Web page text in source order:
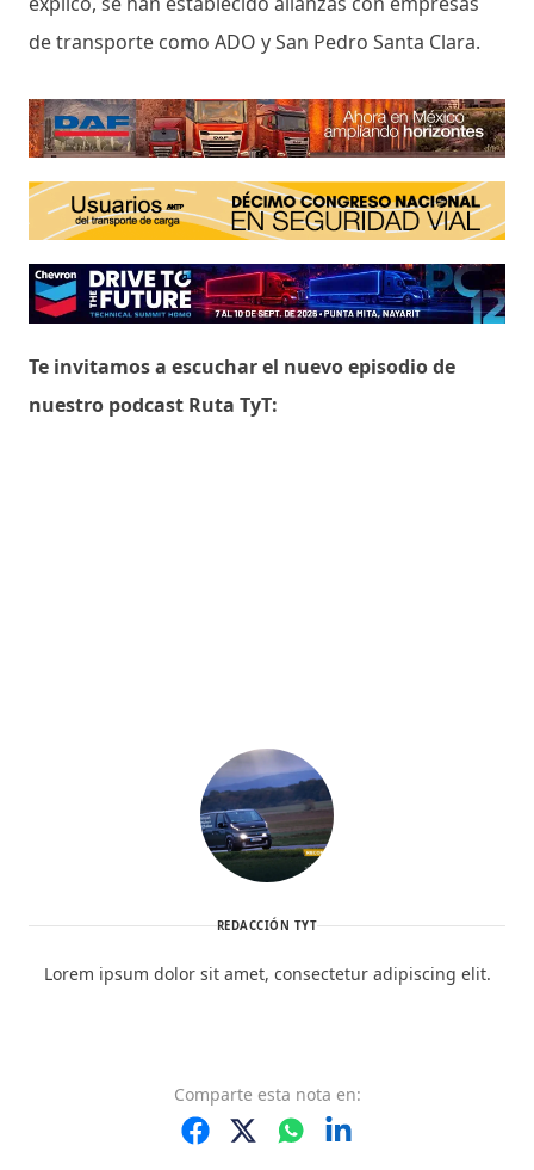
de transporte como ADO y San Pedro Santa Clara.
Te invitamos a escuchar el nuevo episodio de
nuestro podcast Ruta TyT:
REDACCIÓN TYT
Lorem ipsum dolor sit amet, consectetur adipiscing elit.
Comparte esta nota en: